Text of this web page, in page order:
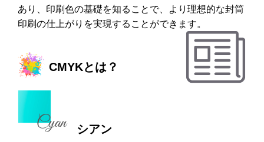
あり、印刷色の基礎を知ることで、より理想的な封筒
印刷の仕上がりを実現することができます。
CMYKとは？
シアン